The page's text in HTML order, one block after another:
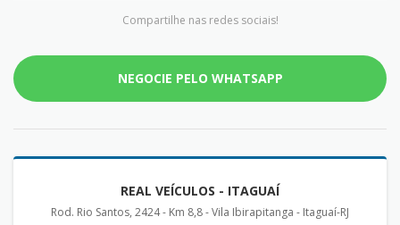
Compartilhe nas redes sociais!
NEGOCIE PELO WHATSAPP
REAL VEÍCULOS - ITAGUAÍ
Rod. Rio Santos, 2424 - Km 8,8 - Vila Ibirapitanga - Itaguaí-RJ